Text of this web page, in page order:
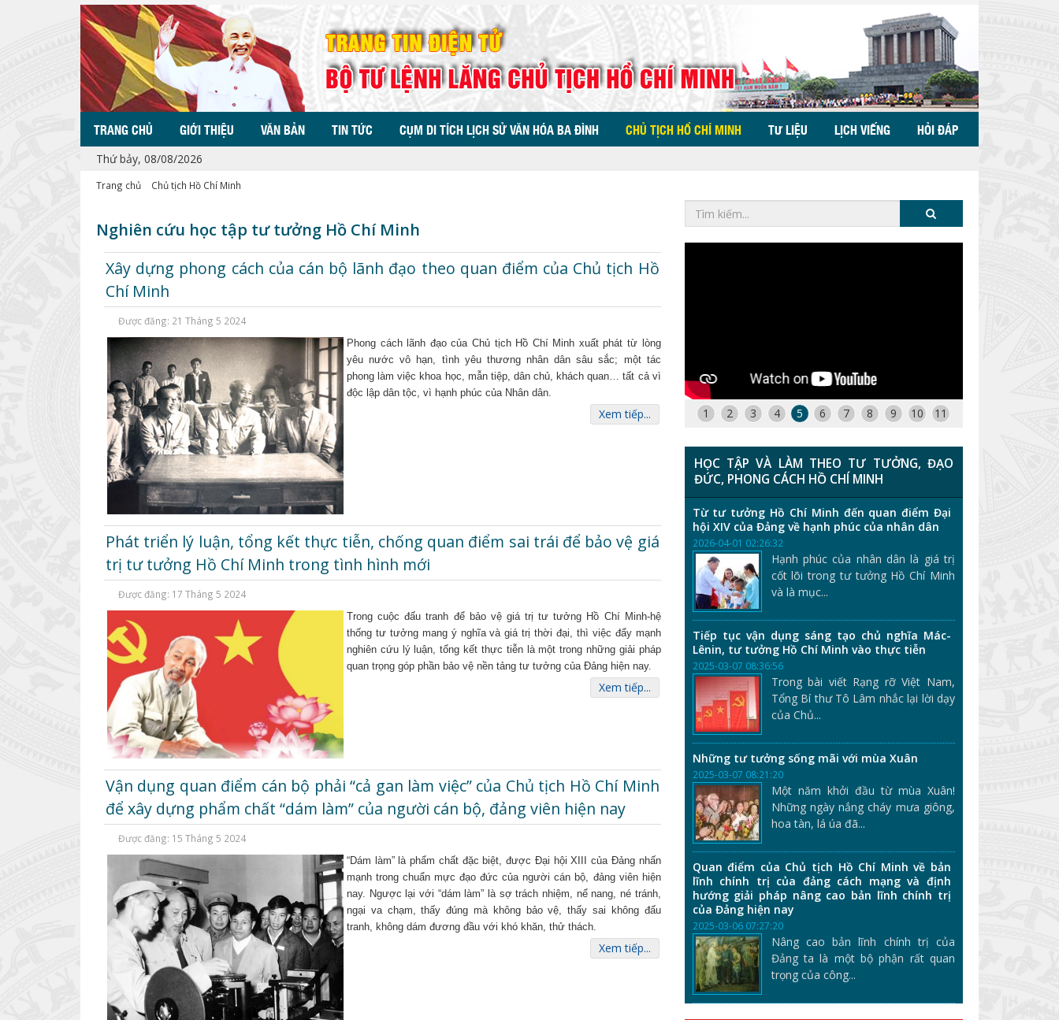
TRANG CHỦ GIỚI THIỆU VĂN BẢN TIN TỨC CỤM DI TÍCH LỊCH SỬ VĂN HÓA BA ĐÌNH CHỦ TỊCH HỒ CHÍ MINH TƯ LIỆU LỊCH VIẾNG HỎI ĐÁP
Thứ bảy, 08/08/2026
Trang chủ Chủ tịch Hồ Chí Minh
Nghiên cứu học tập tư tưởng Hồ Chí Minh
Xây dựng phong cách của cán bộ lãnh đạo theo quan điểm của Chủ tịch Hồ
Chí Minh
Được đăng: 21 Tháng 5 2024
Phong cách lãnh đạo của Chủ tịch Hồ Chí Minh xuất phát từ lòng
yêu nước vô hạn, tình yêu thương nhân dân sâu sắc; một tác
phong làm việc khoa học, mẫn tiệp, dân chủ, khách quan… tất cả vì
độc lập dân tộc, vì hạnh phúc của Nhân dân.
Xem tiếp...
Phát triển lý luận, tổng kết thực tiễn, chống quan điểm sai trái để bảo vệ giá
trị tư tưởng Hồ Chí Minh trong tình hình mới
Được đăng: 17 Tháng 5 2024
Trong cuộc đấu tranh để bảo vệ giá trị tư tưởng Hồ Chí Minh-hệ
thống tư tưởng mang ý nghĩa và giá trị thời đại, thì việc đẩy mạnh
nghiên cứu lý luận, tổng kết thực tiễn là một trong những giải pháp
quan trọng góp phần bảo vệ nền tảng tư tưởng của Đảng hiện nay.
Xem tiếp...
Vận dụng quan điểm cán bộ phải “cả gan làm việc” của Chủ tịch Hồ Chí Minh
để xây dựng phẩm chất “dám làm” của người cán bộ, đảng viên hiện nay
Được đăng: 15 Tháng 5 2024
“Dám làm” là phẩm chất đặc biệt, được Đại hội XIII của Đảng nhấn
mạnh trong chuẩn mực đạo đức của người cán bộ, đảng viên hiện
nay. Ngược lại với “dám làm” là sợ trách nhiệm, nể nang, né tránh,
ngại va chạm, thấy đúng mà không bảo vệ, thấy sai không đấu
tranh, không dám đương đầu với khó khăn, thử thách.
Xem tiếp...
1 2 3 4 5 6 7 8 9 10 11
HỌC TẬP VÀ LÀM THEO TƯ TƯỞNG, ĐẠO
ĐỨC, PHONG CÁCH HỒ CHÍ MINH
Từ tư tưởng Hồ Chí Minh đến quan điểm Đại
hội XIV của Đảng về hạnh phúc của nhân dân
2026-04-01 02:26:32
Hạnh phúc của nhân dân là giá trị
cốt lõi trong tư tưởng Hồ Chí Minh
và là mục...
Tiếp tục vận dụng sáng tạo chủ nghĩa Mác-
Lênin, tư tưởng Hồ Chí Minh vào thực tiễn
2025-03-07 08:36:56
Trong bài viết Rạng rỡ Việt Nam,
Tổng Bí thư Tô Lâm nhắc lại lời dạy
của Chủ...
Những tư tưởng sống mãi với mùa Xuân
2025-03-07 08:21:20
Một năm khởi đầu từ mùa Xuân!
Những ngày nắng cháy mưa giông,
hoa tàn, lá úa đã...
Quan điểm của Chủ tịch Hồ Chí Minh về bản
lĩnh chính trị của đảng cách mạng và định
hướng giải pháp nâng cao bản lĩnh chính trị
của Đảng hiện nay
2025-03-06 07:27:20
Nâng cao bản lĩnh chính trị của
Đảng ta là một bộ phận rất quan
trọng của công...